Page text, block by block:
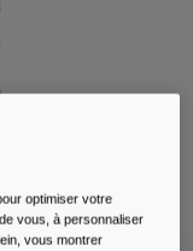
optimiser votre
vous, à personnaliser
vous montrer